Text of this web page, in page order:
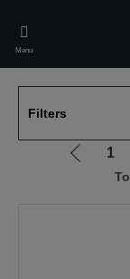
main
content
Menu
Filters
Ga
1